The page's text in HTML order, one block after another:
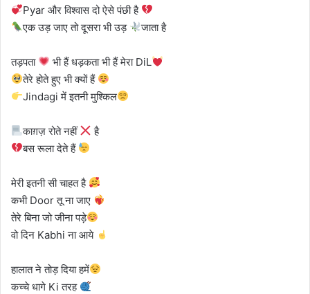
Pyar और विश्वास दो ऐसे पंछी है
एक उड़ जाए तो दूसरा भी उड़
जाता है
तड़पता
भी हैं धड़कता भी हैं मेरा DiL
तेरे होते हुए भी क्यों हैं
Jindagi में इतनी मुश्किल
काग़ज़ रोते नहीं
है
बस रूला देते हैं
मेरी इतनी सी चाहत है
कभी Door तू ना जाए
तेरे बिना जो जीना पड़े
वो दिन Kabhi ना आये
हालात ने तोड़ दिया हमें
कच्चे धागे Ki तरह